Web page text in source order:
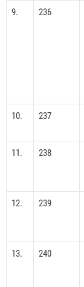
9. 236
10. 237
11. 238
12. 239
13. 240